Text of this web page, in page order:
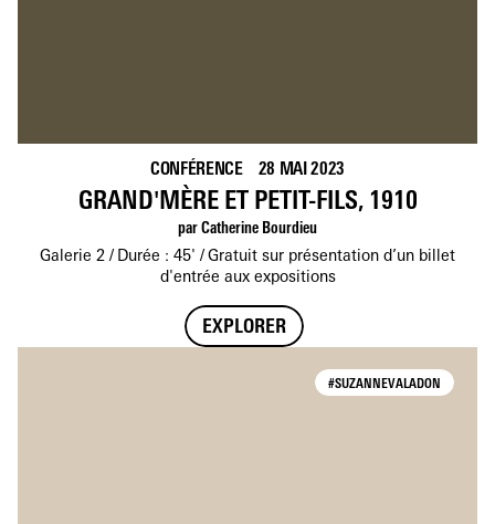
CONFÉRENCE 28 MAI 2023
GRAND'MÈRE ET PETIT-FILS, 1910
par Catherine Bourdieu
Galerie 2
Durée : 45'
Gratuit sur présentation d’un billet
d'entrée aux expositions
EXPLORER
#SUZANNEVALADON